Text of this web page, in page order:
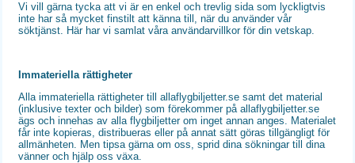
Vi vill gärna tycka att vi är en enkel och trevlig sida som lyckligtvis
inte har så mycket finstilt att känna till, när du använder vår
söktjänst. Här har vi samlat våra användarvillkor för din vetskap.
Immateriella rättigheter
Alla immateriella rättigheter till allaflygbiljetter.se samt det material
(inklusive texter och bilder) som förekommer på allaflygbiljetter.se
ägs och innehas av alla flygbiljetter om inget annan anges. Materialet
får inte kopieras, distribueras eller på annat sätt göras tillgängligt för
allmänheten. Men tipsa gärna om oss, sprid dina sökningar till dina
vänner och hjälp oss växa.